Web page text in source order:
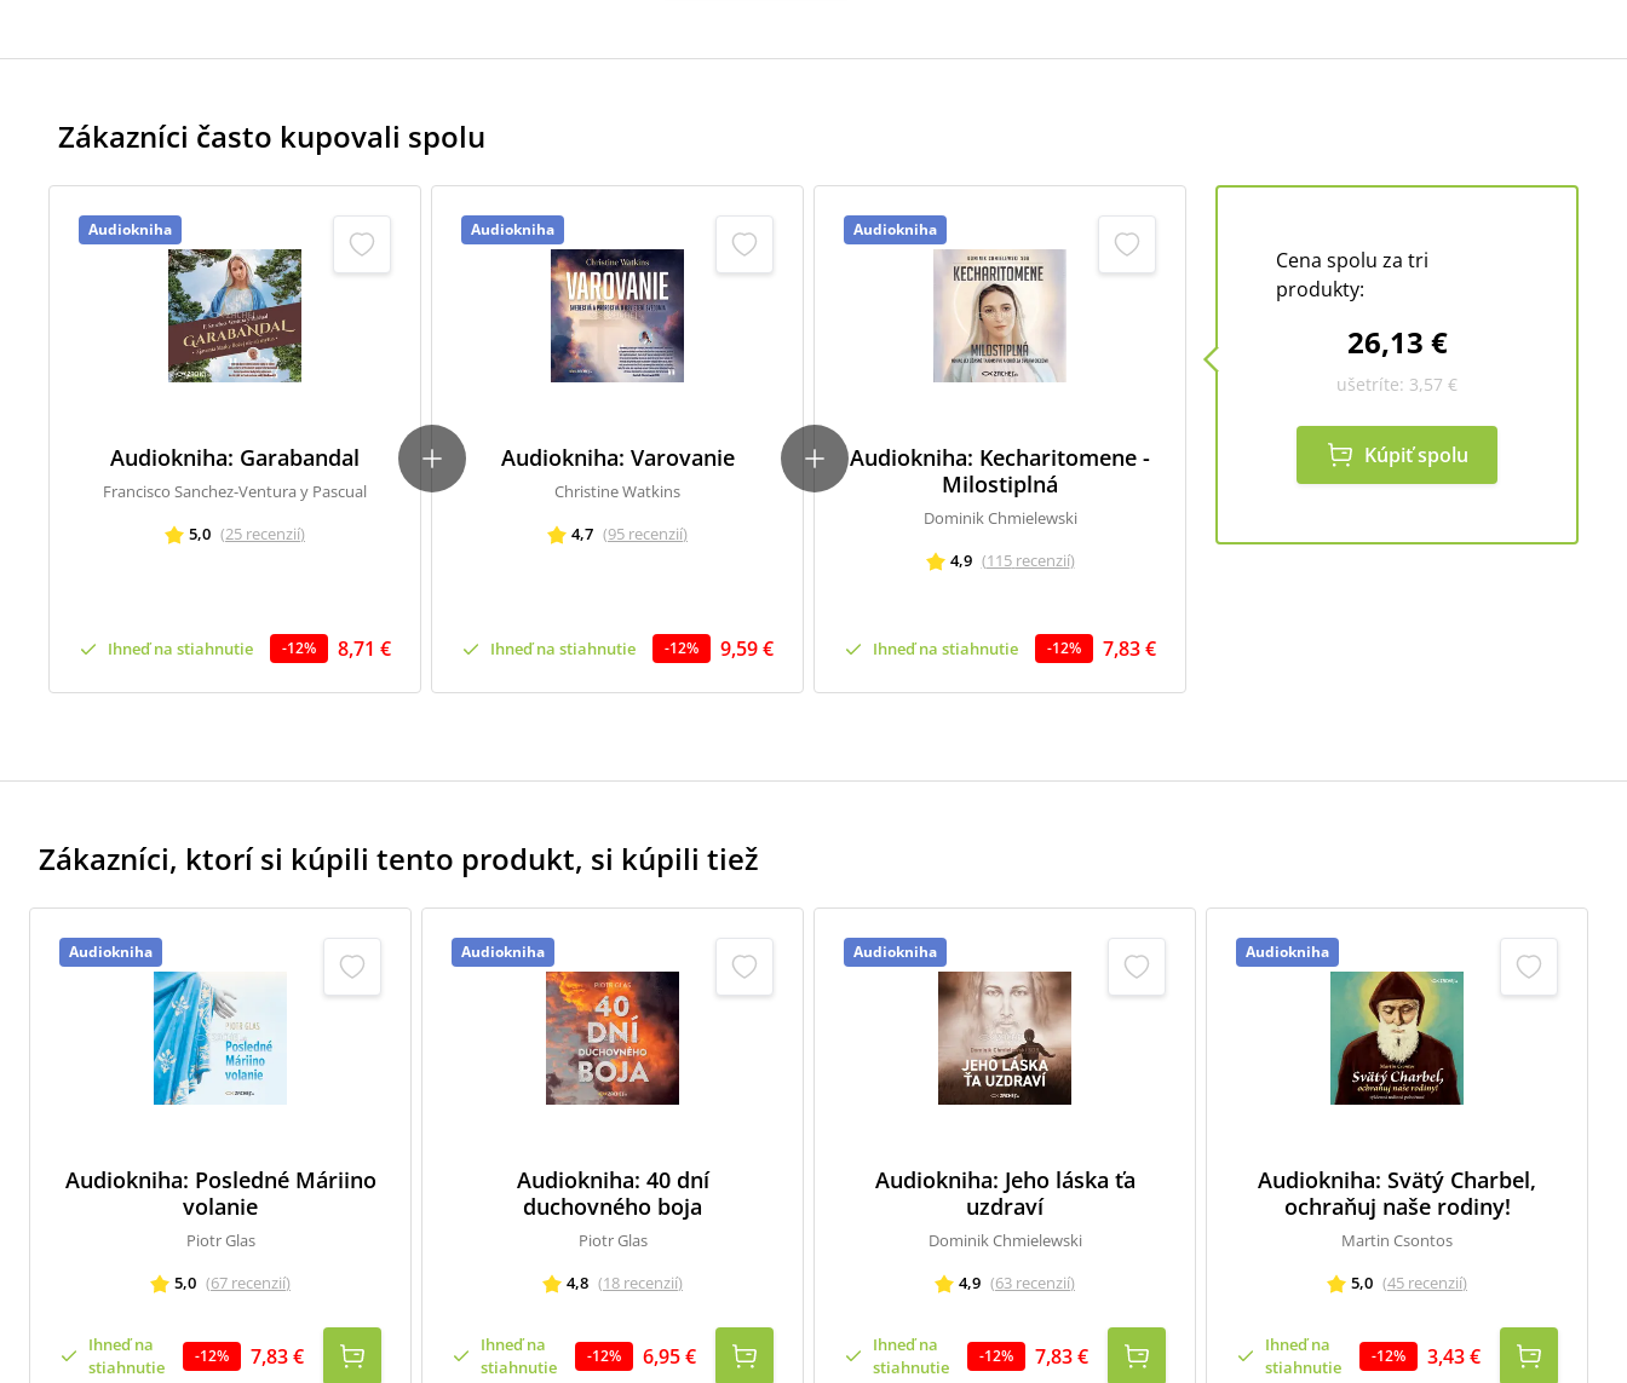
Zákazníci často kupovali spolu
Audiokniha
Audiokniha: Garabandal
Francisco Sanchez-Ventura y Pascual
5,0 (25 recenzií)
Ihneď na stiahnutie -12% 8,71 €
Audiokniha
Audiokniha: Varovanie
Christine Watkins
4,7 (95 recenzií)
Ihneď na stiahnutie -12% 9,59 €
Audiokniha
Audiokniha: Kecharitomene -
Milostiplná
Dominik Chmielewski
4,9 (115 recenzií)
Ihneď na stiahnutie -12% 7,83 €
Cena spolu za tri
produkty:
26,13 €
ušetríte: 3,57 €
Kúpiť spolu
Zákazníci, ktorí si kúpili tento produkt, si kúpili tiež
Audiokniha
Audiokniha: Posledné Máriino
volanie
Piotr Glas
5,0 (67 recenzií)
Ihneď na
stiahnutie
-12% 7,83 €
Audiokniha
Audiokniha: 40 dní
duchovného boja
Piotr Glas
4,8 (18 recenzií)
Ihneď na
stiahnutie
-12% 6,95 €
Audiokniha
Audiokniha: Jeho láska ťa
uzdraví
Dominik Chmielewski
4,9 (63 recenzií)
Ihneď na
stiahnutie
-12% 7,83 €
Audiokniha
Audiokniha: Svätý Charbel,
ochraňuj naše rodiny!
Martin Csontos
5,0 (45 recenzií)
Ihneď na
stiahnutie
-12% 3,43 €